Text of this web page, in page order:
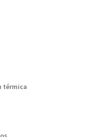
térmica